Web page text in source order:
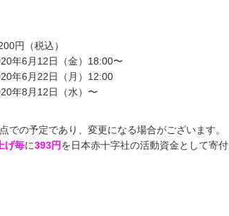
円（税込）
年6月12日（金）18:00〜
年6月22日（月）12:00
年8月12日（水）〜
での予定であり、変更になる場合がございます。
げ毎に393円を日本赤十字社の活動資金として寄付